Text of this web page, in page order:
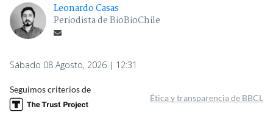
Leonardo Casas
Periodista de BioBioChile
Sábado 08 Agosto, 2026 | 12:31
Seguimos criterios de
Ética y transparencia de BBCL